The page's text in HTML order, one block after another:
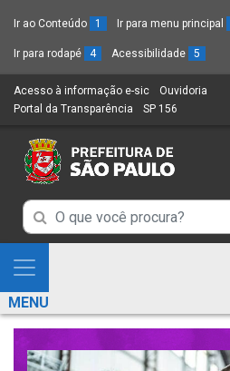
Ir ao Conteúdo 1 Ir para menu principal
Ir para rodapé 4 Acessibilidade 5
Acesso à informação e-sic (Link
para
novo
sítio)
Ouvidoria
Portal da Transparência (Link
um
novo
SP 156
Campo
de
Busca
de
informações
Campo
de
de
informações
Mostra
e
Esconde
Menu
MENU